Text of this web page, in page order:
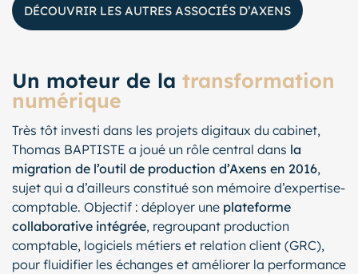
DÉCOUVRIR LES AUTRES ASSOCIÉS D’AXENS
Un moteur de la transformation
numérique
Très tôt investi dans les projets digitaux du cabinet,
Thomas BAPTISTE a joué un rôle central dans la
migration de l’outil de production d’Axens en 2016,
sujet qui a d’ailleurs constitué son mémoire d’expertise-
comptable. Objectif : déployer une plateforme
collaborative intégrée, regroupant production
comptable, logiciels métiers et relation client (GRC),
pour fluidifier les échanges et améliorer la performance